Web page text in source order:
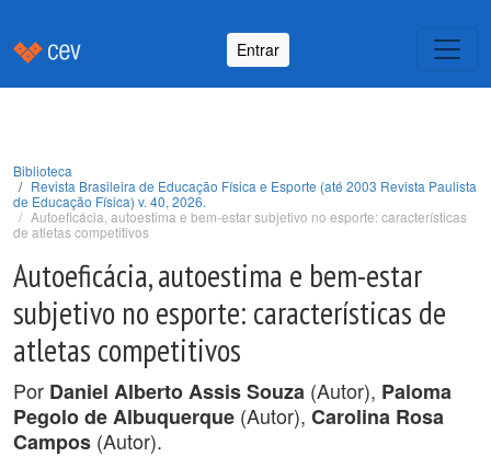
Entrar
Biblioteca
Revista Brasileira de Educação Física e Esporte (até 2003 Revista Paulista
de Educação Física) v. 40, 2026.
Autoeficácia, autoestima e bem-estar subjetivo no esporte: características
de atletas competitivos
Autoeficácia, autoestima e bem-estar
subjetivo no esporte: características de
atletas competitivos
Por Daniel Alberto Assis Souza (Autor), Paloma
Pegolo de Albuquerque (Autor), Carolina Rosa
Campos (Autor).